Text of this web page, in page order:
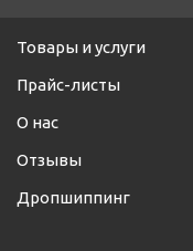
Товары и услуги
Прайс-листы
О нас
Отзывы
Дропшиппинг